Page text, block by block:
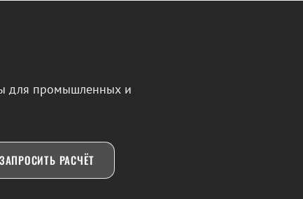
для промышленных и
ЗАПРОСИТЬ РАСЧЁТ